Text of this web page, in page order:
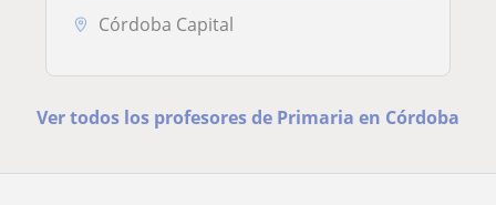
Córdoba Capital
Ver todos los profesores de Primaria en Córdoba